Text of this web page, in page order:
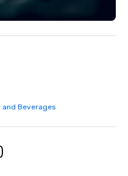
downtown. We
and Beverages